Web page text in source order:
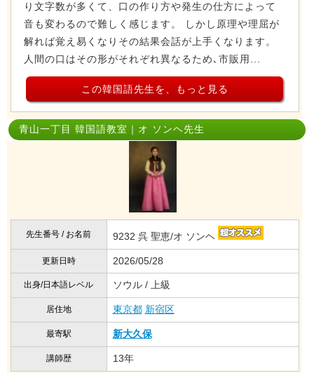
り文字数が多くて、口の作り方や発生の仕方によって
音も変わるので難しく感じます。 しかし原理や理屈が
解れば覚え易くなりその結果会話が上手くなります。
人間の口はその形がそれぞれ異なるため､市販用...
この韓国語先生を、もっと見る
青山一丁目 韓国語教室｜オ ソンヘ先生
先生番号 / お名前 9232 呉 聖恵/オ ソンヘ
更新日時 2026/05/28
出身/日本語レベル ソウル / 上級
居住地 東京都 新宿区
最寄駅 新大久保
講師歴 13年